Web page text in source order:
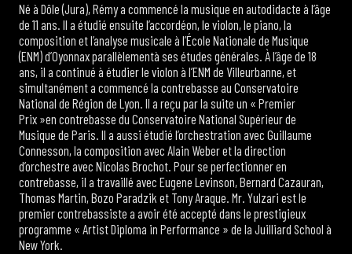
Né à Dôle (Jura), Rémy a commencé la musique en autodidacte à l’âge
de 11 ans. Il a étudié ensuite l’accordéon, le violon, le piano, la
composition et l’analyse musicale à l’École Nationale de Musique
(ENM) d’Oyonnax parallèlementà ses études générales. À l’âge de 18
ans, il a continué à étudier le violon à l’ENM de Villeurbanne, et
simultanément a commencé la contrebasse au Conservatoire
National de Région de Lyon. Il a reçu par la suite un « Premier
Prix »en contrebasse du Conservatoire National Supérieur de
Musique de Paris. Il a aussi étudié l’orchestration avec Guillaume
Connesson, la composition avec Alain Weber et la direction
d’orchestre avec Nicolas Brochot. Pour se perfectionner en
contrebasse, il a travaillé avec Eugene Levinson, Bernard Cazauran,
Thomas Martin, Bozo Paradzik et Tony Araque. Mr. Yulzari est le
premier contrebassiste a avoir été accepté dans le prestigieux
programme « Artist Diploma in Performance » de la Juilliard School à
New York.